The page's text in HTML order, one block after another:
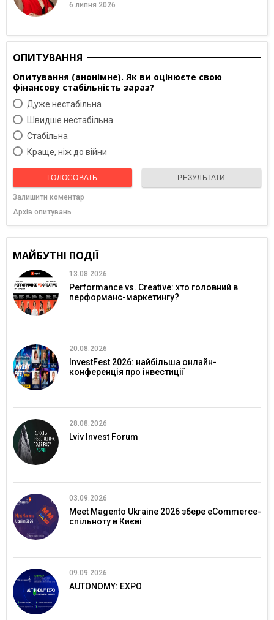
6 липня 2026
ОПИТУВАННЯ
Опитування (анонімне). Як ви оцінюєте свою
фінансову стабільність зараз?
Дуже нестабільна
Швидше нестабільна
Cтабільна
Краще, ніж до війни
ГОЛОСОВАТЬ РЕЗУЛЬТАТИ
Залишити коментар
Архів опитувань
МАЙБУТНІ ПОДІЇ
13.08.2026
Performance vs. Creative: хто головний в
перформанс-маркетингу?
20.08.2026
InvestFest 2026: найбільша онлайн-
конференція про інвестиції
28.08.2026
Lviv Invest Forum
03.09.2026
Meet Magento Ukraine 2026 збере eCommerce-
спільноту в Києві
09.09.2026
AUTONOMY: EXPO